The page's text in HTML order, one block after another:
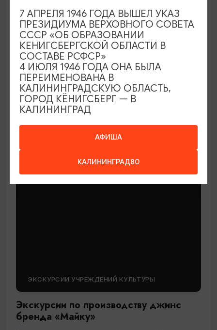
МАСТЕР-КЛАССЫ
Мастер-классы по керамике Елены
Бодяковой
Калининград, ул. Баранова, 45
ЭКСКУРСИИ УЧРЕЖДЕНИЙ КУЛЬТУРЫ
Экскурсии по производству джинс
бренда «Майку»
АФИША
КАЛИНИНГРАД80
7 АПРЕЛЯ 1946 ГОДА ВЫШЕЛ УКАЗ
ПРЕЗИДИУМА ВЕРХОВНОГО СОВЕТА
СССР «ОБ ОБРАЗОВАНИИ
КЕНИГСБЕРГСКОЙ ОБЛАСТИ В
СОСТАВЕ РСФСР»
4 ИЮЛЯ 1946 ГОДА ОНА БЫЛА
ПЕРЕИМЕНОВАНА В
КАЛИНИНГРАДСКУЮ ОБЛАСТЬ,
ГОРОД КЁНИГСБЕРГ — В
КАЛИНИНГРАД